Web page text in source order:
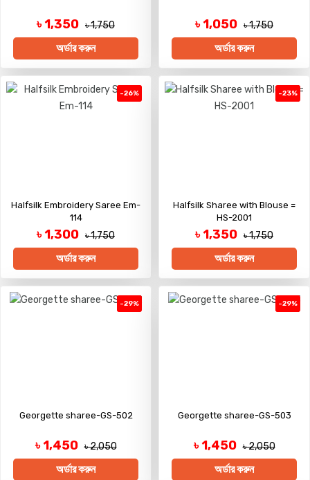
৳ 1,350 ৳ 1,750
অর্ডার করুন
৳ 1,050 ৳ 1,750
অর্ডার করুন
-26%
Halfsilk Embroidery Saree Em-
114
৳ 1,300 ৳ 1,750
অর্ডার করুন
-23%
Halfsilk Sharee with Blouse =
HS-2001
৳ 1,350 ৳ 1,750
অর্ডার করুন
-29%
Georgette sharee-GS-502
৳ 1,450 ৳ 2,050
অর্ডার করুন
-29%
Georgette sharee-GS-503
৳ 1,450 ৳ 2,050
অর্ডার করুন